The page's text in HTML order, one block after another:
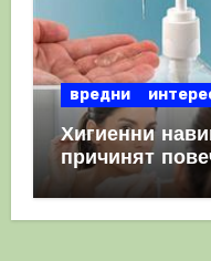
вредни
Хигиенни
причинят
полза